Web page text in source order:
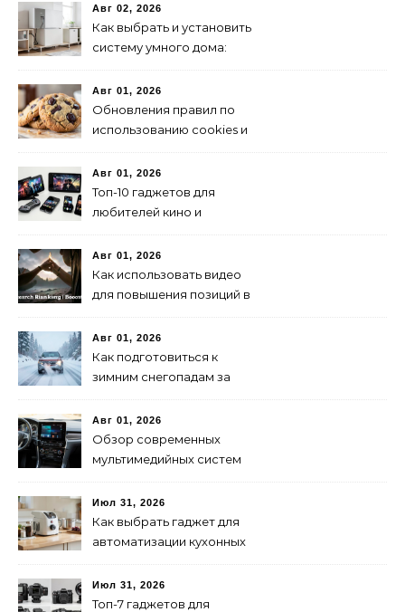
Авг 02, 2026
Как выбрать и установить
систему умного дома:
Авг 01, 2026
Обновления правил по
использованию cookies и
Авг 01, 2026
Топ-10 гаджетов для
любителей кино и
Авг 01, 2026
Как использовать видео
для повышения позиций в
Авг 01, 2026
Как подготовиться к
зимним снегопадам за
рекомендации
Авг 01, 2026
Обзор современных
мультимедийных систем
преимущества
Июл 31, 2026
Как выбрать гаджет для
автоматизации кухонных
рекомендации
Июл 31, 2026
Топ-7 гаджетов для